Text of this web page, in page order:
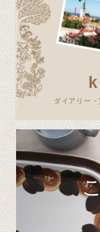
ダイアリー